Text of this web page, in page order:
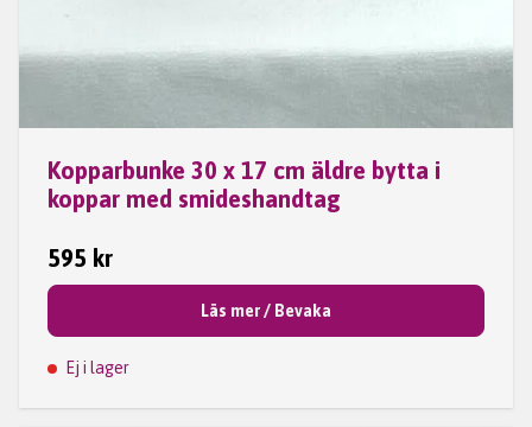
Kopparbunke 30 x 17 cm äldre bytta i
koppar med smideshandtag
595 kr
Läs mer / Bevaka
Ej i lager